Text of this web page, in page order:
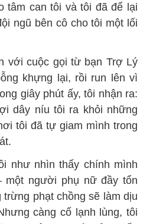
tâm can tôi và tôi đã để lại
ngũ bên cô cho tôi một lối
với cuộc gọi từ bạn Trợ Lý
khựng lại, rồi run lên vì
giây phút ấy, tôi nhận ra:
dây níu tôi ra khỏi những
tôi đã tự giam mình trong
như nhìn thấy chính mình
một người phụ nữ đầy tổn
phạt chồng sẽ làm dịu
càng cố lạnh lùng, tôi